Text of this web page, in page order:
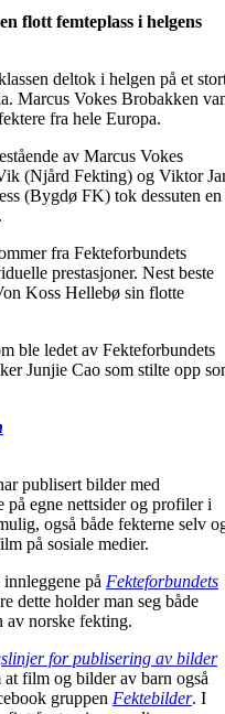
flott femteplass i helgens
deltok i helgen på et
Marcus Vokes Brobakken
fra hele Europa.
av Marcus Vokes
(Njård Fekting) og Viktor
(Bygdø FK) tok dessuten en
fra Fekteforbundets
prestasjoner. Nest beste
Koss Hellebø sin flotte
ble ledet av Fekteforbundets
Junjie Cao som stilte opp
publisert bilder med
på egne nettsider og profiler i
også både fekterne selv
på sosiale medier.
på Fekteforbundets
dette holder man seg både
av norske fekting.
for publisering av bilder
at film og bilder av barn også
gruppen Fektebilder. I